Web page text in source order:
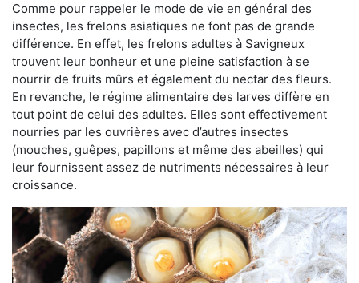
Comme pour rappeler le mode de vie en général des
insectes, les frelons asiatiques ne font pas de grande
différence. En effet, les frelons adultes à Savigneux
trouvent leur bonheur et une pleine satisfaction à se
nourrir de fruits mûrs et également du nectar des fleurs.
En revanche, le régime alimentaire des larves diffère en
tout point de celui des adultes. Elles sont effectivement
nourries par les ouvrières avec d’autres insectes
(mouches, guêpes, papillons et même des abeilles) qui
leur fournissent assez de nutriments nécessaires à leur
croissance.